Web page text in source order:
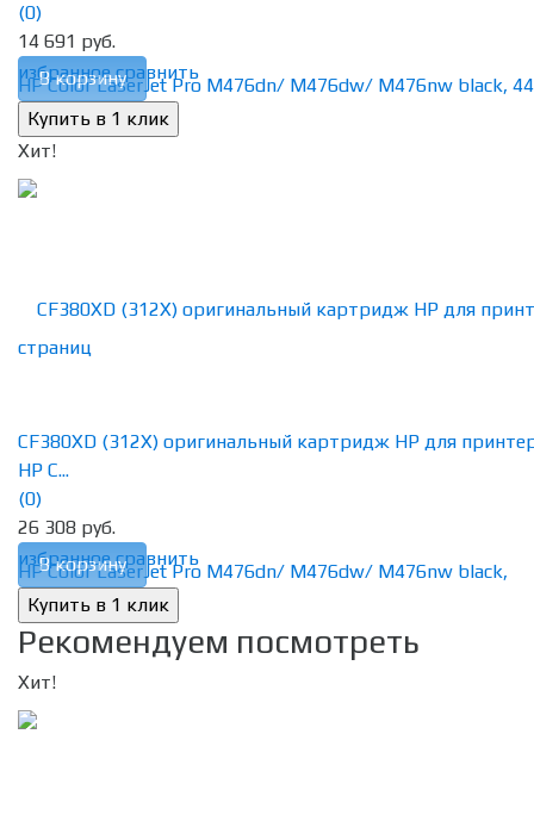
избранное сравнить
(0)
14 691 руб.
В корзину
Хит!
избранное сравнить
CF380XD (312X) оригинальный картридж HP для
HP C...
(0)
26 308 руб.
В корзину
Рекомендуем посмотреть
Хит!